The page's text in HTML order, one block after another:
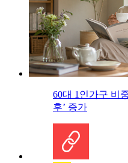
60대 1인가구 비
후’ 증가